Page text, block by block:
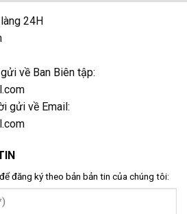
24H
về Ban Biên tập:
gửi về Email:
đăng ký theo bản bản tin của chúng tôi: